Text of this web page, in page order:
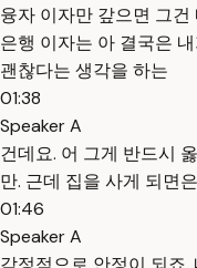
융자 이자만 갚으면 그
은행 이자는 아 결국은
괜찮다는 생각을 하는
01:38
Speaker A
건데요. 어 그게 반드시
만. 근데 집을 사게 되면
01:46
Speaker A